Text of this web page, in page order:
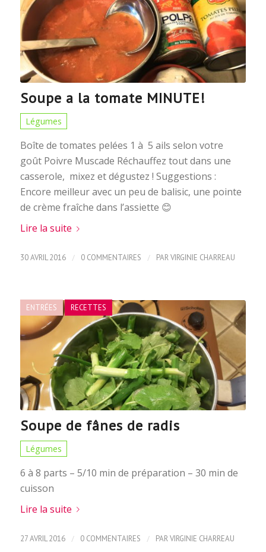
Soupe a la tomate MINUTE!
Légumes
Boîte de tomates pelées 1 à 5 ails selon votre
goût Poivre Muscade Réchauffez tout dans une
casserole, mixez et dégustez ! Suggestions :
Encore meilleur avec un peu de balisic, une pointe
de crème fraîche dans l’assiette 😊
Lire la suite
30 AVRIL 2016 / 0 COMMENTAIRES / PARVIRGINIE CHARREAU
Soupe de fânes de radis
ENTRÉES RECETTES
Légumes
6 à 8 parts – 5/10 min de préparation – 30 min de
cuisson
Lire la suite
27 AVRIL 2016 / 0 COMMENTAIRES / PARVIRGINIE CHARREAU